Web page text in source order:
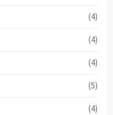
(4)
(4)
(4)
(5)
(4)